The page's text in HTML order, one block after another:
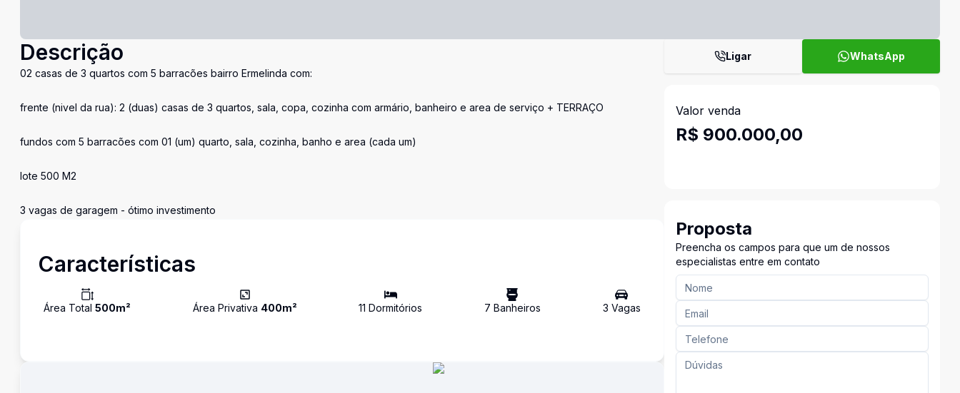
Descrição
02 casas de 3 quartos com 5 barracões bairro Ermelinda com:
frente (nivel da rua): 2 (duas) casas de 3 quartos, sala, copa, cozinha com armário, banheiro e area de serviço + TERRAÇO
fundos com 5 barracões com 01 (um) quarto, sala, cozinha, banho e area (cada um)
lote 500 M2
3 vagas de garagem - ótimo investimento
Características
Área Total 500m² Área Privativa 400m² 11 Dormitórios 7 Banheiros 3 Vagas
Ligar WhatsApp
Valor venda
R$ 900.000,00
Proposta
Preencha os campos para que um de nossos
especialistas entre em contato